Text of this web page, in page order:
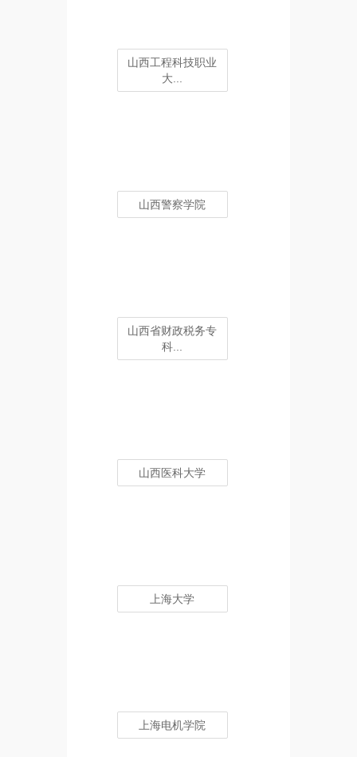
山西工程科技职业
大...
山西警察学院
山西省财政税务专
科...
山西医科大学
上海大学
上海电机学院